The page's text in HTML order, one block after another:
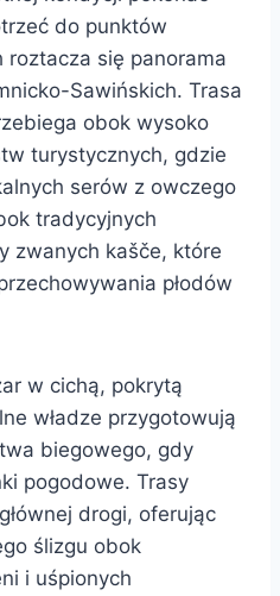
do punktów
się panorama
Sawińskich. Trasa
obok wysoko
turystycznych, gdzie
serów z owczego
tradycyjnych
zwanych kašče, które
płodów
w cichą, pokrytą
władze przygotowują
biegowego, gdy
pogodowe. Trasy
drogi, oferując
ślizgu obok
i uśpionych